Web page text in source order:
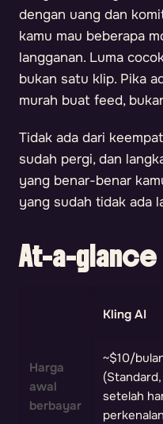
dengan uang dan
kamu mau beberapa
langganan. Luma
bukan satu klip. Pika
murah buat feed,
Tidak ada dari
sudah pergi, dan
yang benar-benar
yang sudah tidak ada
At-a-glance
Kling AI
Harga
awal
berbayar
~$10/
(Standard,
setelah